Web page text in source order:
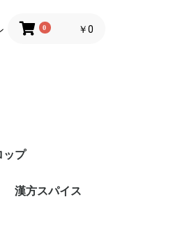
0 ￥0
ップ
漢方スパイス